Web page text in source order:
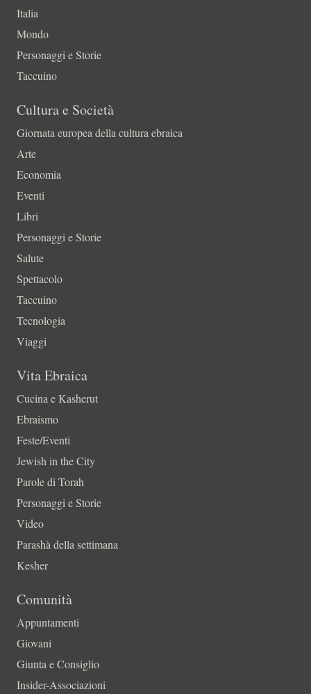
Italia
Mondo
Personaggi e Storie
Taccuino
Cultura e Società
Giornata europea della cultura ebraica
Arte
Economia
Eventi
Libri
Personaggi e Storie
Salute
Spettacolo
Taccuino
Tecnologia
Viaggi
Vita Ebraica
Cucina e Kasherut
Ebraismo
Feste/Eventi
Jewish in the City
Parole di Torah
Personaggi e Storie
Video
Parashà della settimana
Kesher
Comunità
Appuntamenti
Giovani
Giunta e Consiglio
Insider-Associazioni